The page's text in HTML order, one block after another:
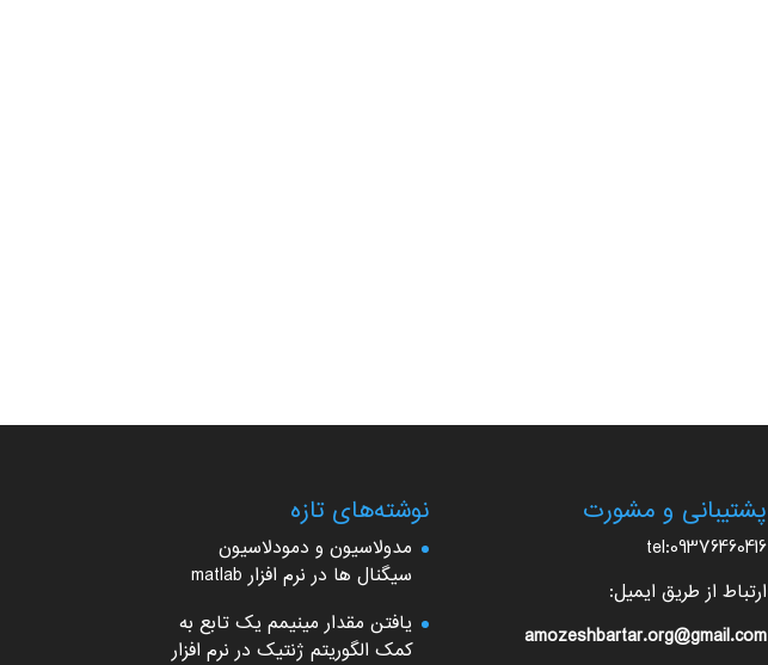
نوشته‌های تازه
مدولاسیون و دمودلاسیون
سیگنال ها در نرم افزار matlab
یافتن مقدار مینیمم یک تابع به
کمک الگوریتم ژنتیک در نرم افزار
پشتیبانی و مشورت
tel:09376460416
ارتباط از طریق ایمیل:
amozeshbartar.org@gmail.com